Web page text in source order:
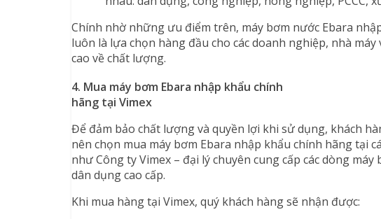
Chính nhờ những ưu điểm trên, máy bơm nước Ebara
luôn là lựa chọn hàng đầu cho các doanh nghiệp, nhà máy
cao về chất lượng.
4. Mua máy bơm Ebara nhập khẩu chính
hãng tại Vimex
Để đảm bảo chất lượng và quyền lợi khi sử dụng, khách
nên chọn mua máy bơm Ebara nhập khẩu chính hãng tại
như Công ty Vimex – đại lý chuyên cung cấp các dòng
dân dụng cao cấp.
Khi mua hàng tại Vimex, quý khách hàng sẽ nhận được: